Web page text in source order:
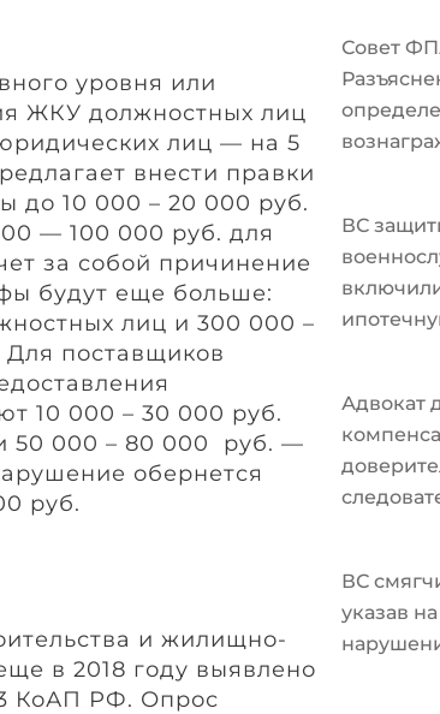
уровня или
ЖКУ должностных лиц
лиц — на 5
внести правки
до 10 000 – 20 000 руб.
— 100 000 руб. для
за собой причинение
будут еще больше:
лиц и 300 000 –
поставщиков
10 000 – 30 000 руб.
50 000 – 80 000 руб. —
обернется
руб.
и жилищно-
в 2018 году выявлено
КоАП РФ. Опрос
Совет
ВС
Адвокат
ВС
указав